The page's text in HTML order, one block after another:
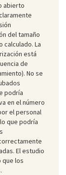
abierto
del tamaño
calculado. La
está
de
No se
podría
en el número
el personal
que podría
El estudio
que los